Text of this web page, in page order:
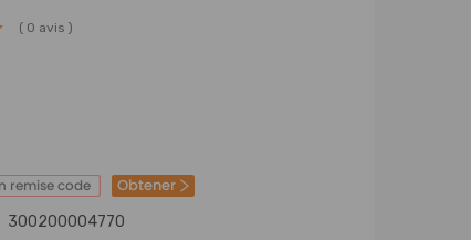
( 0 avis )
remise code Obtener
300200004770